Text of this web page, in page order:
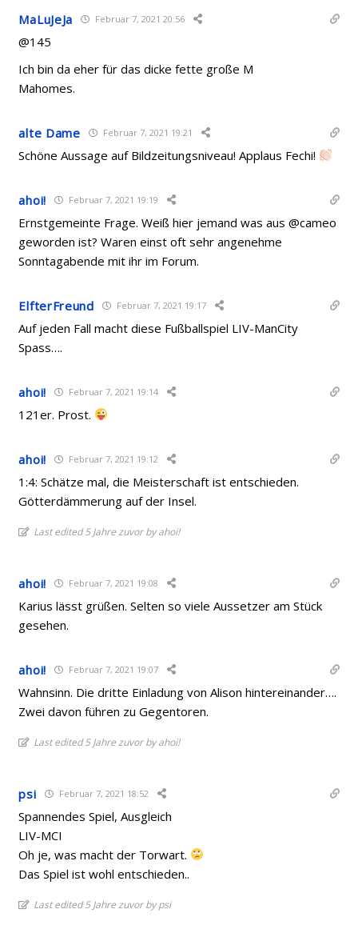
MaLuJeJa Februar 7, 2021 20:56
@145
Ich bin da eher für das dicke fette große M
Mahomes.
alte Dame Februar 7, 2021 19:21
Schöne Aussage auf Bildzeitungsniveau! Applaus Fechi!
ahoi! Februar 7, 2021 19:19
Ernstgemeinte Frage. Weiß hier jemand was aus @cameo
geworden ist? Waren einst oft sehr angenehme
Sonntagabende mit ihr im Forum.
ElfterFreund Februar 7, 2021 19:17
Auf jeden Fall macht diese Fußballspiel LIV-ManCity
Spass….
ahoi! Februar 7, 2021 19:14
121er. Prost.
ahoi! Februar 7, 2021 19:12
1:4: Schätze mal, die Meisterschaft ist entschieden.
Götterdämmerung auf der Insel.
Last edited 5 Jahre zuvor by ahoi!
ahoi! Februar 7, 2021 19:08
Karius lässt grüßen. Selten so viele Aussetzer am Stück
gesehen.
ahoi! Februar 7, 2021 19:07
Wahnsinn. Die dritte Einladung von Alison hintereinander….
Zwei davon führen zu Gegentoren.
Last edited 5 Jahre zuvor by ahoi!
psi Februar 7, 2021 18:52
Spannendes Spiel, Ausgleich
LIV-MCI
Oh je, was macht der Torwart.
Das Spiel ist wohl entschieden..
Last edited 5 Jahre zuvor by psi